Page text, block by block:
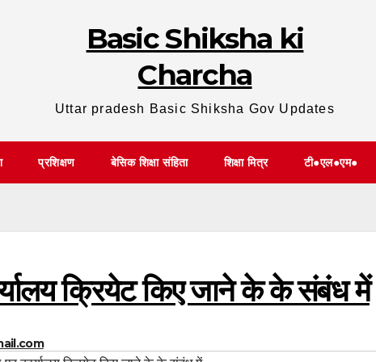
Basic Shiksha ki
Charcha
Uttar pradesh Basic Shiksha Gov Updates
प्रशिक्षण बेसिक शिक्षा संहिता शिक्षा मित्र टी●एल●एम●
क्रियेट किए जाने के के संबंध में